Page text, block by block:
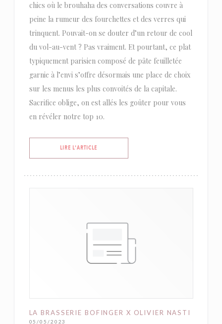
chics où le brouhaha des conversations couvre à
peine la rumeur des fourchettes et des verres qui
trinquent. Pouvait-on se douter d’un retour de cool
du vol-au-vent ? Pas vraiment. Et pourtant, ce plat
typiquement parisien composé de pâte feuilletée
garnie à l’envi s’offre désormais une place de choix
sur les menus les plus convoités de la capitale.
Sacrifice oblige, on est allés les goûter pour vous
en révéler notre top 10.
LIRE L'ARTICLE
LA BRASSERIE BOFINGER X OLIVIER NASTI
05/05/2023